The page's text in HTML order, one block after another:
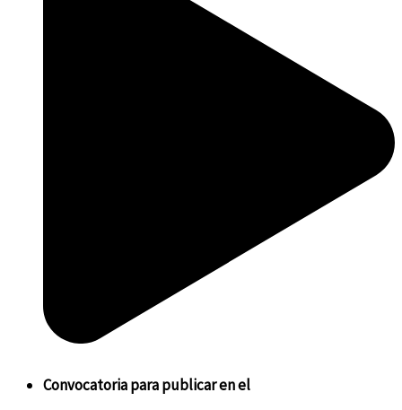
Convocatoriapara publicar en el